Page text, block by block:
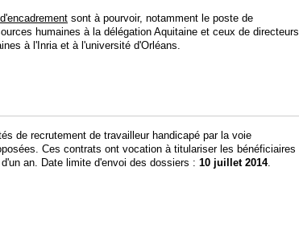
sont à pourvoir, notamment le poste de
humaines à la délégation Aquitaine et ceux de directeurs
à l'Inria et à l'université d'Orléans.
de recrutement de travailleur handicapé par la voie
Ces contrats ont vocation à titulariser les bénéficiaires
an. Date limite d'envoi des dossiers : 10 juillet 2014.